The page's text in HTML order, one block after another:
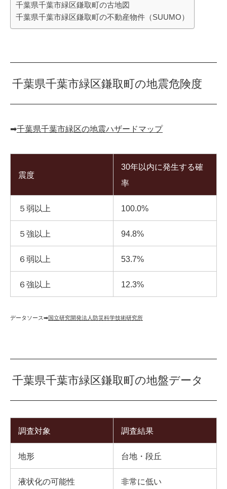
千葉県千葉市緑区鎌取町の古地図
千葉県千葉市緑区鎌取町の不動産物件（SUUMO）
千葉県千葉市緑区鎌取町の地震危険度
➡︎千葉県千葉市緑区の地震ハザードマップ
震度
30年以内に発生する確
率
５弱以上 100.0%
５強以上 94.8%
６弱以上 53.7%
６強以上 12.3%
データソース➡︎国立研究開発法人防災科学技術研究所
千葉県千葉市緑区鎌取町の地盤データ
調査対象 調査結果
地形 台地・段丘
液状化の可能性 非常に低い